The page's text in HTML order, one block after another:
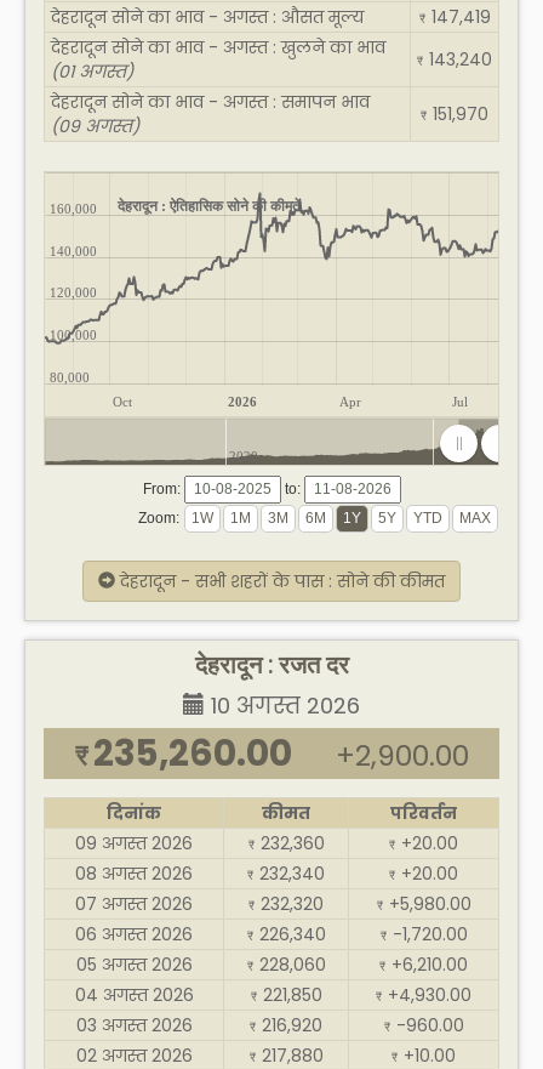
देहरादून सोने का भाव - अगस्त : औसत मूल्य
₹ 147,419
देहरादून सोने का भाव - अगस्त : खुलने का भाव
(01 अगस्त)
₹ 143,240
देहरादून सोने का भाव - अगस्त : समापन भाव
(09 अगस्त)
₹ 151,970
देहरादून : ऐतिहासिक सोने की कीमतें
Oct 2026 Apr Jul
80,000
100,000
120,000
140,000
160,000
2020 2025
From:
to:
Zoom:
देहरादून - सभी शहरों के पास : सोने की कीमत
देहरादून : रजत दर
10 अगस्त 2026
₹ 235,260.00 +2,900.00
दिनांक कीमत
परिवर्तन
09 अगस्त 2026
₹ 232,360 ₹ +20.00
08 अगस्त 2026
₹ 232,340 ₹ +20.00
07 अगस्त 2026
₹ 232,320 ₹ +5,980.00
06 अगस्त 2026
₹ 226,340 ₹ -1,720.00
05 अगस्त 2026
₹ 228,060 ₹ +6,210.00
04 अगस्त 2026
₹ 221,850 ₹ +4,930.00
03 अगस्त 2026
₹ 216,920 ₹ -960.00
02 अगस्त 2026
₹ 217,880 ₹ +10.00